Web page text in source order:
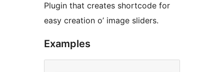
Plugin that creates shortcode for
easy creation o’ image sliders.
Examples